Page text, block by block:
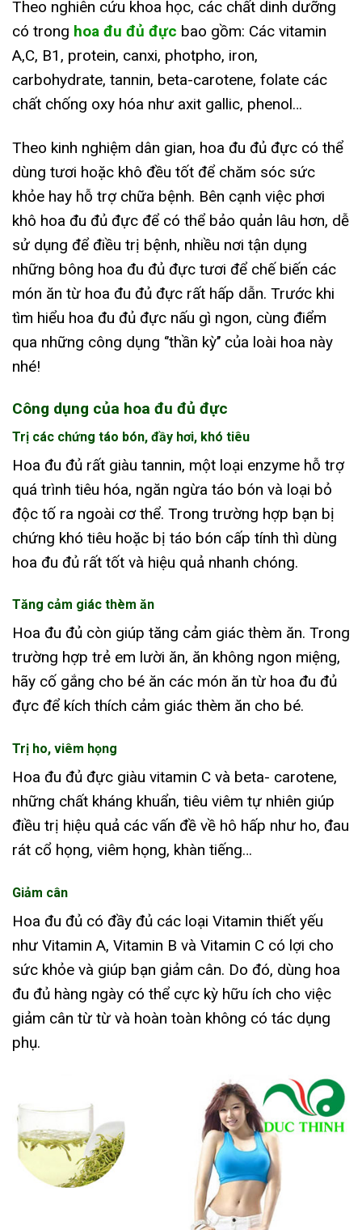
Theo nghiên cứu khoa học, các chất dinh dưỡng
có trong hoa đu đủ đực bao gồm: Các vitamin
A,C, B1, protein, canxi, photpho, iron,
carbohydrate, tannin, beta-carotene, folate các
chất chống oxy hóa như axit gallic, phenol…
Theo kinh nghiệm dân gian, hoa đu đủ đực có thể
dùng tươi hoặc khô đều tốt để chăm sóc sức
khỏe hay hỗ trợ chữa bệnh. Bên cạnh việc phơi
khô hoa đu đủ đực để có thể bảo quản lâu hơn, dễ
sử dụng để điều trị bệnh, nhiều nơi tận dụng
những bông hoa đu đủ đực tươi để chế biến các
món ăn từ hoa đu đủ đực rất hấp dẫn. Trước khi
tìm hiểu hoa đu đủ đực nấu gì ngon, cùng điểm
qua những công dụng ‘’thần kỳ’’ của loài hoa này
nhé!
Công dụng của hoa đu đủ đực
Trị các chứng táo bón, đầy hơi, khó tiêu
Hoa đu đủ rất giàu tannin, một loại enzyme hỗ trợ
quá trình tiêu hóa, ngăn ngừa táo bón và loại bỏ
độc tố ra ngoài cơ thể. Trong trường hợp bạn bị
chứng khó tiêu hoặc bị táo bón cấp tính thì dùng
hoa đu đủ rất tốt và hiệu quả nhanh chóng.
Tăng cảm giác thèm ăn
Hoa đu đủ còn giúp tăng cảm giác thèm ăn. Trong
trường hợp trẻ em lười ăn, ăn không ngon miệng,
hãy cố gắng cho bé ăn các món ăn từ hoa đu đủ
đực để kích thích cảm giác thèm ăn cho bé.
Trị ho, viêm họng
Hoa đu đủ đực giàu vitamin C và beta- carotene,
những chất kháng khuẩn, tiêu viêm tự nhiên giúp
điều trị hiệu quả các vấn đề về hô hấp như ho, đau
rát cổ họng, viêm họng, khàn tiếng…
Giảm cân
Hoa đu đủ có đầy đủ các loại Vitamin thiết yếu
như Vitamin A, Vitamin B và Vitamin C có lợi cho
sức khỏe và giúp bạn giảm cân. Do đó, dùng hoa
đu đủ hàng ngày có thể cực kỳ hữu ích cho việc
giảm cân từ từ và hoàn toàn không có tác dụng
phụ.